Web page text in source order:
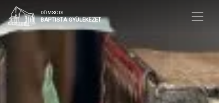
DÖMSÖDI
BAPTISTA GYÜLEKEZET